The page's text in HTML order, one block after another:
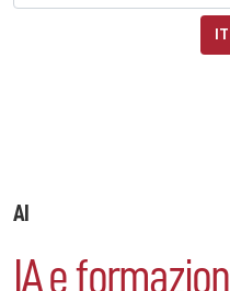
IT
AI
IA e